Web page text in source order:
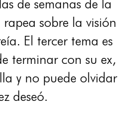
de semanas de la
sobre la visión
El tercer tema es
terminar con su ex,
y no puede olvidar
deseó.